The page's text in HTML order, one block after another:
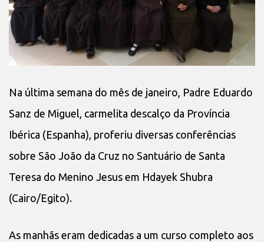
Na última semana do mês de janeiro, Padre Eduardo
Sanz de Miguel, carmelita descalço da Província
Ibérica (Espanha), proferiu diversas conferências
sobre São João da Cruz no Santuário de Santa
Teresa do Menino Jesus em Hdayek Shubra
(Cairo/Egito).
As manhãs eram dedicadas a um curso completo aos